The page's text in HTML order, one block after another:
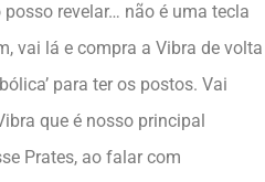
revelar… não é uma tecla
vai lá e compra a Vibra de volta
para ter os postos. Vai
que é nosso principal
Prates, ao falar com